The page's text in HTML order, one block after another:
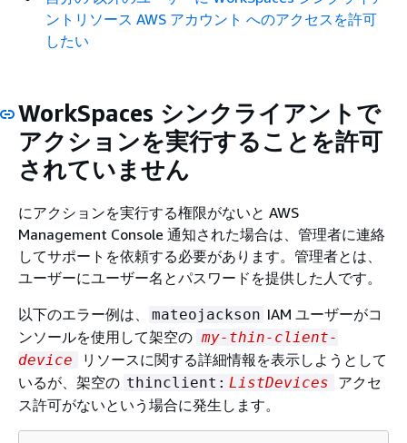
ントリソース AWS アカウント へのアクセスを許可
したい
WorkSpaces シンクライアントで
アクションを実行することを許可
されていません
にアクションを実行する権限がないと AWS
Management Console 通知された場合は、管理者に連絡
してサポートを依頼する必要があります。管理者とは、
ユーザーにユーザー名とパスワードを提供した人です。
以下のエラー例は、
mateojackson IAM ユーザーがコ
ンソールを使用して架空の my-thin-client-
device
リソースに関する詳細情報を表示しようとして
いるが、架空の thinclient: ListDevices
アクセ
ス許可がないという場合に発生します。